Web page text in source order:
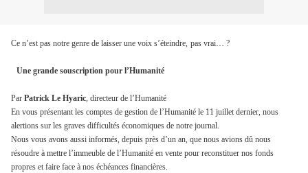
Ce n’est pas notre genre de laisser une voix s’éteindre, pas vrai… ?
Une grande souscription pour l’Humanité
Par Patrick Le Hyaric, directeur de l’Humanité
En vous présentant les comptes de gestion de l’Humanité le 11 juillet dernier, nous
alertions sur les graves difficultés économiques de notre journal.
Nous vous avons aussi informés, depuis près d’un an, que nous avions dû nous
résoudre à mettre l’immeuble de l’Humanité en vente pour reconstituer nos fonds
propres et faire face à nos échéances financières.